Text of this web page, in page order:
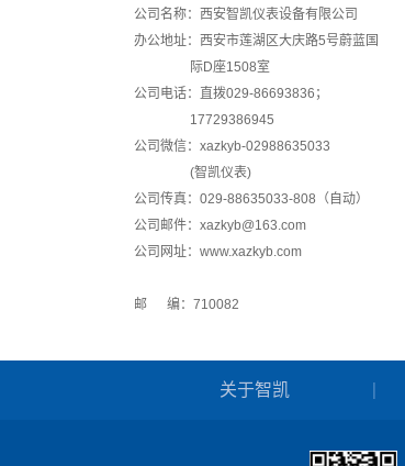
公司名称：西安智凯仪表设备有限公司
办公地址：西安市莲湖区大庆路5号蔚蓝国
际D座1508室
公司电话：直拨029-86693836；
17729386945
公司微信：xazkyb-02988635033
(智凯仪表)
公司传真：029-88635033-808（自动）
公司邮件： xazkyb@163.com
公司网址：www.xazkyb.com
邮 编：710082
关于智凯